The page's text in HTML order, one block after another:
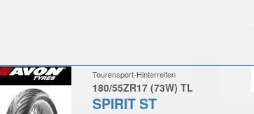
Tourensport-Hinterreifen
180/55ZR17 (73W) TL
SPIRIT ST